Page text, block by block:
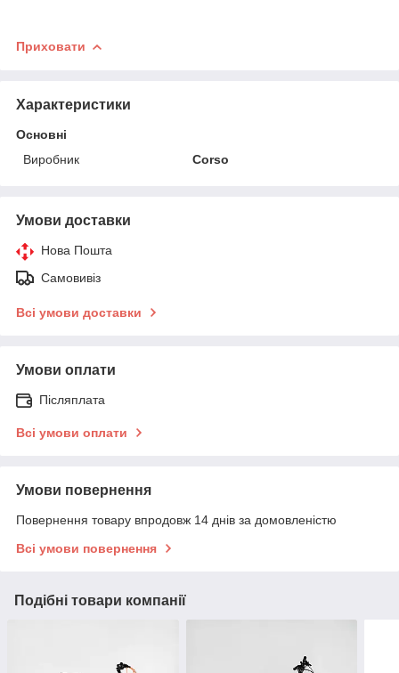
Приховати
Характеристики
Основні
Виробник
Corso
Умови доставки
Нова Пошта
Самовивіз
Всі умови доставки
Умови оплати
Післяплата
Всі умови оплати
Умови повернення
Повернення товару впродовж 14 днів за домовленістю
Всі умови повернення
Подібні товари компанії